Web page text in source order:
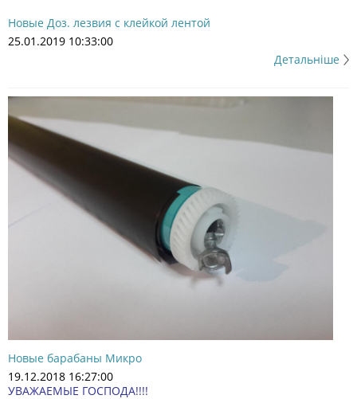
Новые Доз. лезвия с клейкой лентой
25.01.2019 10:33:00
Детальніше
Новые барабаны Микро
19.12.2018 16:27:00
УВАЖАЕМЫЕ ГОСПОДА!!!!